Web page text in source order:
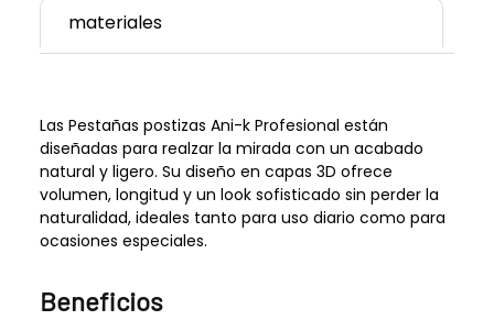
materiales
Las Pestañas postizas Ani-k Profesional están
diseñadas para realzar la mirada con un acabado
natural y ligero. Su diseño en capas 3D ofrece
volumen, longitud y un look sofisticado sin perder la
naturalidad, ideales tanto para uso diario como para
ocasiones especiales.
Beneficios